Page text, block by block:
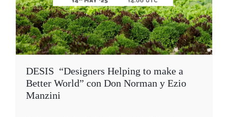
DESIS “Designers Helping to make a
Better World” con Don Norman y Ezio
Manzini